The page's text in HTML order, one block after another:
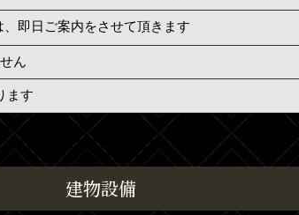
即日ご案内をさせて頂きます
ん
ます
建物設備